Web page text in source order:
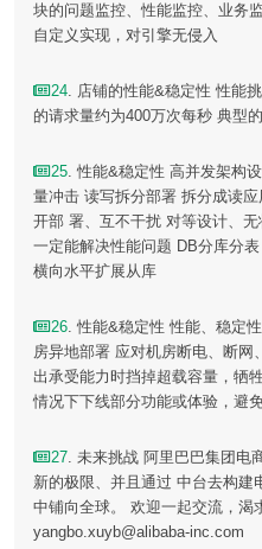
块的问题监控、性能监控、业务
自定义实现，对引擎无侵入
24. 店铺的性能&稳定性 性能
的请求量约为400万次每秒 典型
25. 性能&稳定性 高并发架构
量冲击 读写拆分部署 拆分成读
开部 署、互不干扰 对等设计、
一定能解决性能问题 DB分库分
横向水平扩展从库
26. 性能&稳定性 性能、稳定
房异地部署 应对机房断电、断网
出承受能力时挡掉超载容量，牺
情况下下线部分功能或体验，避
27. 未来挑战 阿里巴巴集团电
新的极限、并且通过 中台去构建
中铺向全球。 欢迎一起交流，渴
yangbo.xuyb@alibaba-inc.com